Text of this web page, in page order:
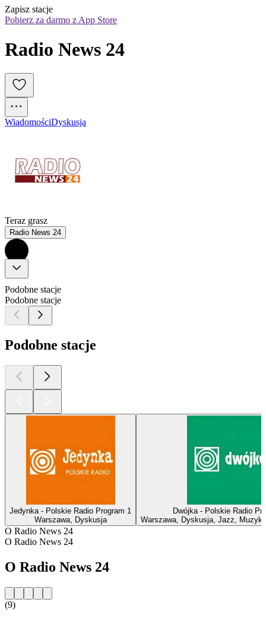
Zapisz stacje
Pobierz za darmo z App Store
Radio News 24
WiadomościDyskusja
Teraz grasz
Radio News 24
Podobne stacje
Podobne stacje
Podobne stacje
Jedynka - Polskie Radio Program 1
Warszawa, Dyskusja
Dwójka - Polskie Radio
Warszawa, Dyskusja, Jazz,
O Radio News 24
O Radio News 24
O Radio News 24
(9)